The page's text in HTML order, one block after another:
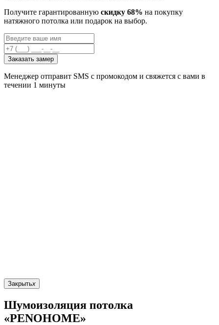
Получите гарантированную скидку 68% на покупку
натяжного потолка или подарок на выбор.
Заказать замер
Менеджер отправит SMS с промокодом и свяжется с вами в
течении 1 минуты
Закрытьx
Шумоизоляция потолка
«PENOHOME»